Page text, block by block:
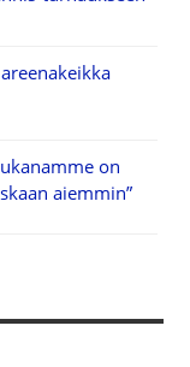
on
aiemmin”